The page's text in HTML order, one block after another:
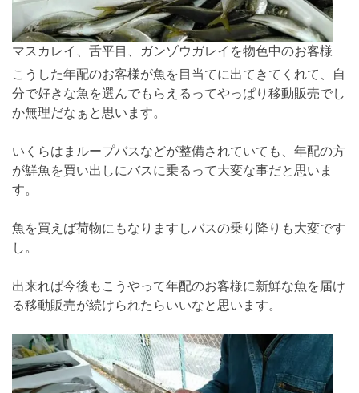
マスカレイ、舌平目、ガンゾウガレイを物色中のお客様
こうした年配のお客様が魚を目当てに出てきてくれて、自
分で好きな魚を選んでもらえるってやっぱり移動販売でし
か無理だなぁと思います。
いくらはまループバスなどが整備されていても、年配の方
が鮮魚を買い出しにバスに乗るって大変な事だと思いま
す。
魚を買えば荷物にもなりますしバスの乗り降りも大変です
し。
出来れば今後もこうやって年配のお客様に新鮮な魚を届け
る移動販売が続けられたらいいなと思います。